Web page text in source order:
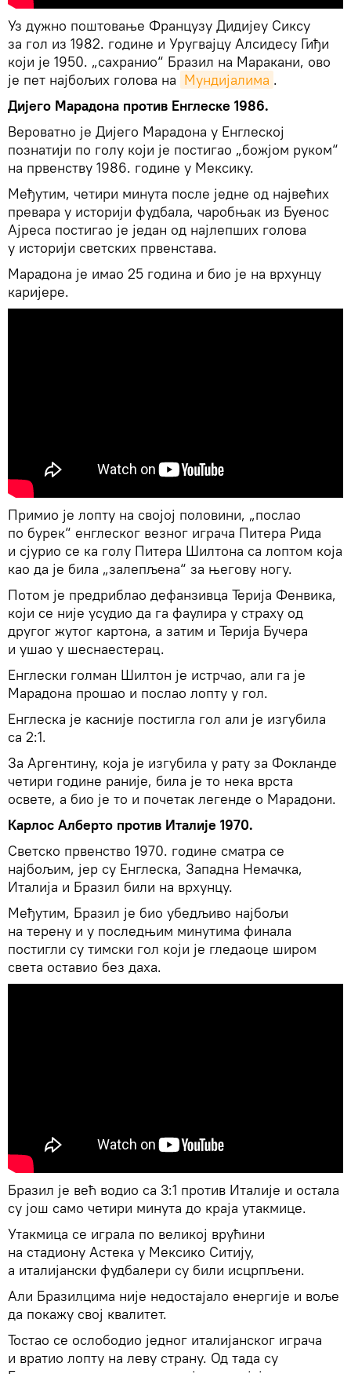
Уз дужно поштовање Французу Дидијеу Сиксу
за гол из 1982. године и Уругвајцу Алсидесу Гиђи
који је 1950. „сахранио“ Бразил на Маракани, ово
је пет најбољих голова на Мундијалима .
Дијего Марадона против Енглеске 1986.
Вероватно је Дијего Марадона у Енглеској
познатији по голу који је постигао „божјом руком“
на првенству 1986. године у Мексику.
Међутим, четири минута после једне од највећих
превара у историји фудбала, чаробњак из Буенос
Ајреса постигао је један од најлепших голова
у историји светских првенстава.
Марадона је имао 25 година и био је на врхунцу
каријере.
Примио је лопту на својој половини, „послао
по бурек“ енглеског везног играча Питера Рида
и сјурио се ка голу Питера Шилтона са лоптом која
као да је била „залепљена“ за његову ногу.
Потом је предриблао дефанзивца Терија Фенвика,
који се није усудио да га фаулира у страху од
другог жутог картона, а затим и Терија Бучера
и ушао у шеснаестерац.
Енглески голман Шилтон је истрчао, али га је
Марадона прошао и послао лопту у гол.
Енглеска је касније постигла гол али је изгубила
са 2:1.
За Аргентину, која је изгубила у рату за Фокланде
четири године раније, била је то нека врста
освете, а био је то и почетак легенде о Марадони.
Карлос Алберто против Италије 1970.
Светско првенство 1970. године сматра се
најбољим, јер су Енглеска, Западна Немачка,
Италија и Бразил били на врхунцу.
Међутим, Бразил је био убедљиво најбољи
на терену и у последњим минутима финала
постигли су тимски гол који је гледаоце широм
света оставио без даха.
Бразил је већ водио са 3:1 против Италије и остала
су још само четири минута до краја утакмице.
Утакмица се играла по великој врућини
на стадиону Астека у Мексико Ситију,
а италијански фудбалери су били исцрпљени.
Али Бразилцима није недостајало енергије и воље
да покажу свој квалитет.
Тостао се ослободио једног италијанског играча
и вратио лопту на леву страну. Од тада су